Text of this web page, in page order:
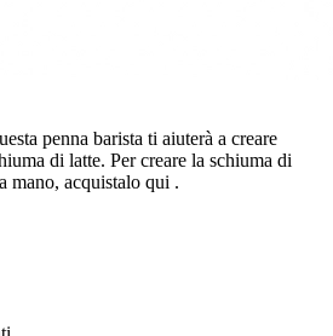
penna barista ti aiuterà a creare
di latte. Per creare la schiuma di
mano, acquistalo qui .